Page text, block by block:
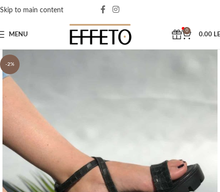
Skip to main content
MENU
0
0.00
-2%